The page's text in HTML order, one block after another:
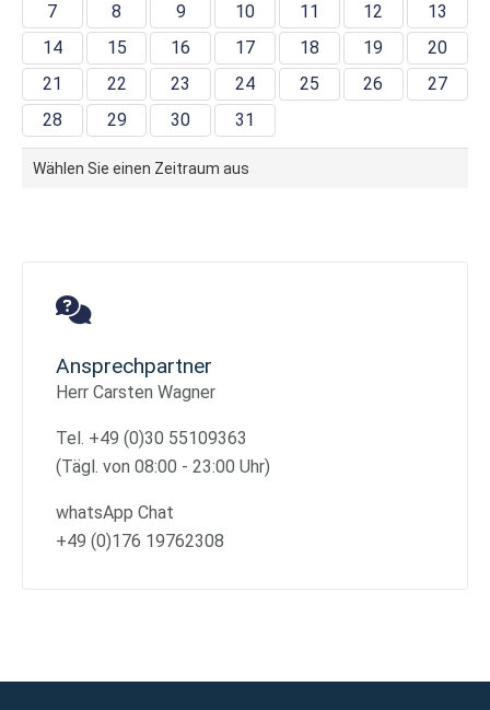
7
8 9 10 11 12
13
14
15 16 17 18 19
20
21
22 23 24 25 26
27
28
29 30 31
Wählen Sie einen Zeitraum aus
Ansprechpartner
Herr Carsten Wagner
Tel. +49 (0)30 55109363
(Tägl. von 08:00 - 23:00 Uhr)
whatsApp Chat
+49 (0)176 19762308